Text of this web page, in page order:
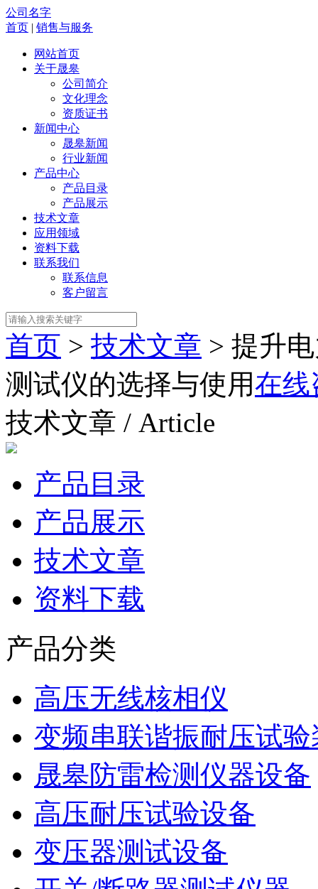
公司名字
首页 | 销售与服务
网站首页
关于晟皋
公司简介
文化理念
资质证书
新闻中心
晟皋新闻
行业新闻
产品中心
产品目录
产品展示
技术文章
应用领域
资料下载
联系我们
联系信息
客户留言
首页 > 技术文章 > 提升
测试仪的选择与使用在线
技术文章 / Article
产品目录
产品展示
技术文章
资料下载
产品分类
高压无线核相仪
变频串联谐振耐压试验
晟皋防雷检测仪器设备
高压耐压试验设备
变压器测试设备